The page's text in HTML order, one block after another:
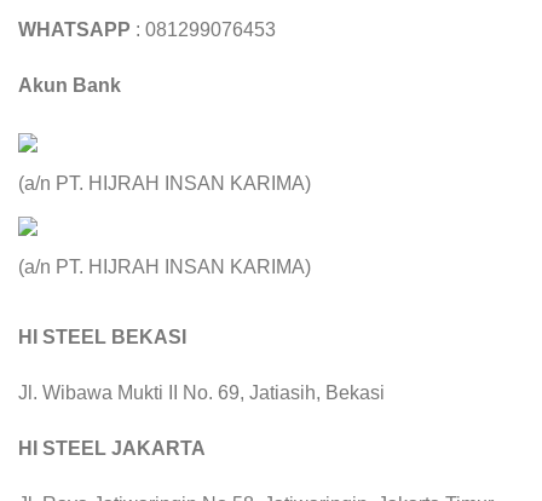
WHATSAPP : 081299076453
Akun Bank
(a/n PT. HIJRAH INSAN KARIMA)
(a/n PT. HIJRAH INSAN KARIMA)
HI STEEL BEKASI
Jl. Wibawa Mukti II No. 69, Jatiasih, Bekasi
HI STEEL JAKARTA